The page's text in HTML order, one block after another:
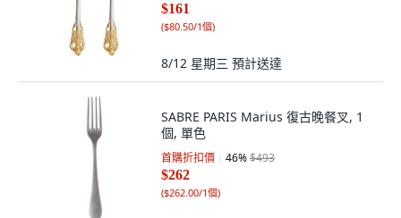
$161
($80.50/1個)
8/12 星期三 預計送達
SABRE PARIS Marius 復古晚餐叉, 1
個, 單色
首購折扣價 46%$493
$262
($262.00/1個)